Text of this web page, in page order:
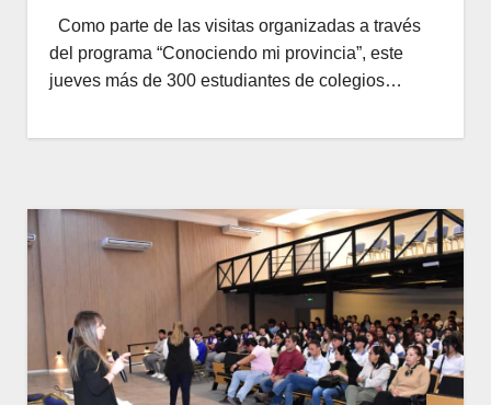
Como parte de las visitas organizadas a través
del programa “Conociendo mi provincia”, este
jueves más de 300 estudiantes de colegios…